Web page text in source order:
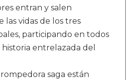
entran y salen
vidas de los tres
participando en todos
historia entrelazada del
saga están